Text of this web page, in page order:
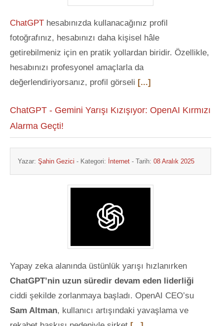
ChatGPT hesabınızda kullanacağınız profil
fotoğrafınız, hesabınızı daha kişisel hâle
getirebilmeniz için en pratik yollardan biridir. Özellikle,
hesabınızı profesyonel amaçlarla da
değerlendiriyorsanız, profil görseli [...]
ChatGPT - Gemini Yarışı Kızışıyor: OpenAI Kırmızı
Alarma Geçti!
Yazar: Şahin Gezici - Kategori: İnternet - Tarih: 08 Aralık 2025
Yapay zeka alanında üstünlük yarışı hızlanırken
ChatGPT’nin uzun süredir devam eden liderliği
ciddi şekilde zorlanmaya başladı. OpenAI CEO’su
Sam Altman, kullanıcı artışındaki yavaşlama ve